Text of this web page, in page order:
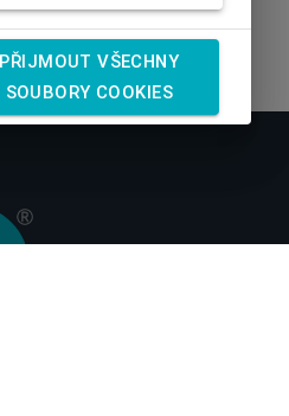
PŘIJMOUT VŠECHNY
SOUBORY COOKIES